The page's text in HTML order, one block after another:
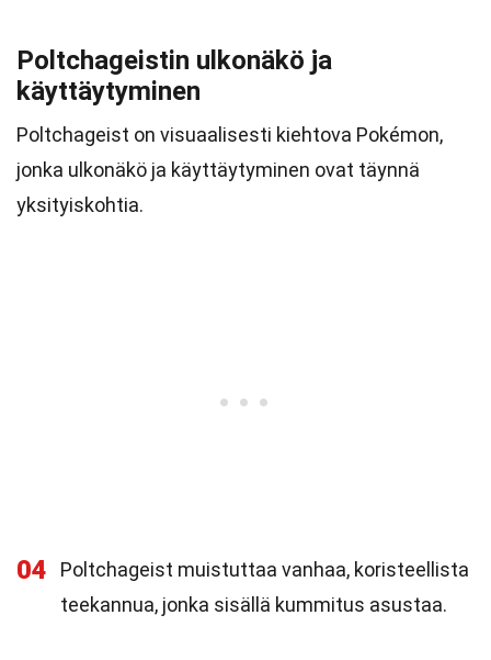
Poltchageistin ulkonäkö ja
käyttäytyminen
Poltchageist on visuaalisesti kiehtova Pokémon,
jonka ulkonäkö ja käyttäytyminen ovat täynnä
yksityiskohtia.
04
Poltchageist muistuttaa vanhaa, koristeellista
teekannua, jonka sisällä kummitus asustaa.